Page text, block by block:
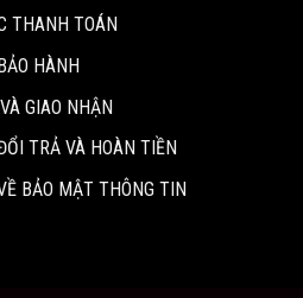
THANH TOÁN
HÀNH
GIAO NHẬN
TRẢ VÀ HOÀN TIỀN
BẢO MẬT THÔNG TIN